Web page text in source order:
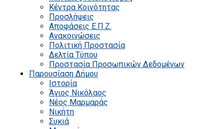
Κέντρα Κοινότητας
Προσλήψεις
Αποφάσεις Ε.Π.Ζ.
Ανακοινώσεις
Πολιτική Προστασία
Δελτία Τύπου
Προστασία Προσωπικών Δεδομένων
Παρουσίαση Δήμου
Ιστορία
Άγιος Νικόλαος
Νέος Μαρμαράς
Νικήτη
Συκιά